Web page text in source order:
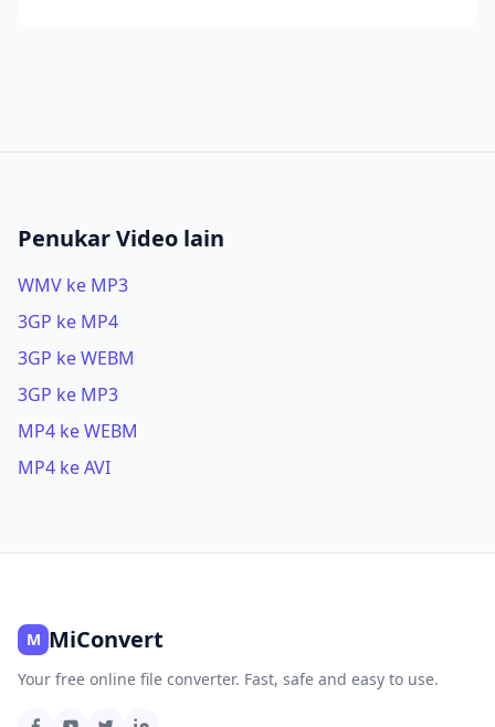
Penukar Video lain
WMV ke MP3
3GP ke MP4
3GP ke WEBM
3GP ke MP3
MP4 ke WEBM
MP4 ke AVI
M MiConvert
Your free online file converter. Fast, safe and easy to use.